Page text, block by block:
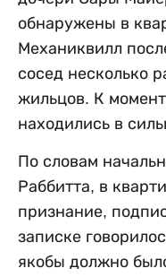
обнаружены в
Механиквилл
сосед несколько
жильцов. К
находились в
По словам
Раббитта, в
признание,
записке
якобы должно